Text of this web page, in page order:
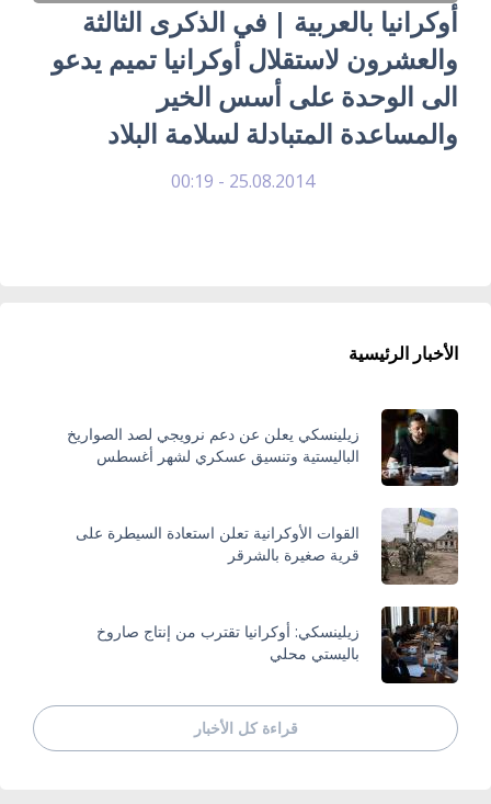
أوكرانيا بالعربية | في الذكرى الثالثة
والعشرون لاستقلال أوكرانيا تميم يدعو
الى الوحدة على أسس الخير
والمساعدة المتبادلة لسلامة البلاد
25.08.2014 - 00:19
الأخبار الرئيسية
زيلينسكي يعلن عن دعم نرويجي لصد الصواريخ
الباليستية وتنسيق عسكري لشهر أغسطس
القوات الأوكرانية تعلن استعادة السيطرة على
قرية صغيرة بالشرقر
زيلينسكي: أوكرانيا تقترب من إنتاج صاروخ
باليستي محلي
قراءة كل الأخبار